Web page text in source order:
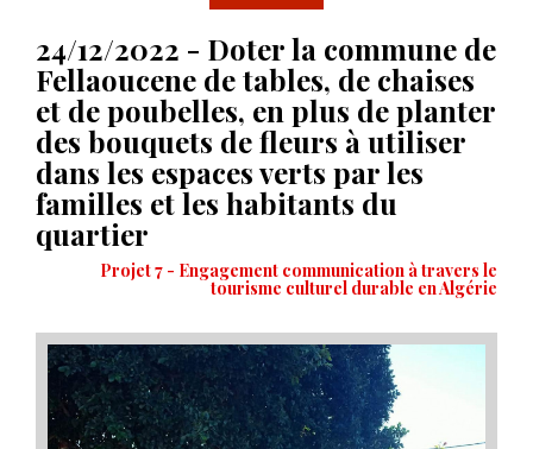
24/12/2022 - Doter la commune de
Fellaoucene de tables, de chaises
et de poubelles, en plus de planter
des bouquets de fleurs à utiliser
dans les espaces verts par les
familles et les habitants du
quartier
Projet 7 - Engagement communication à travers le
tourisme culturel durable en Algérie